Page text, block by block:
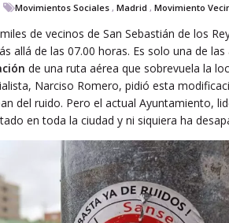
Movimientos Sociales , Madrid , Movimiento
de vecinos de San Sebastián de los
allá de las 07.00 horas. Es solo una de
de una ruta aérea que sobrevuela la
Narciso Romero, pidió esta
del ruido. Pero el actual Ayuntamiento,
en toda la ciudad y ni siquiera ha